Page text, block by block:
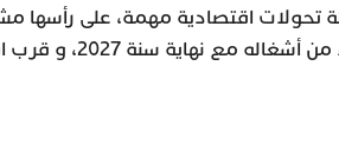
تحولات اقتصادية مهمة، على رأسها
الداخلة الأطلسي، الذي يُرتقب